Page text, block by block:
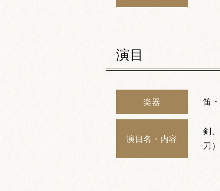
演目
楽器 笛
演目名・内容
剣
刀